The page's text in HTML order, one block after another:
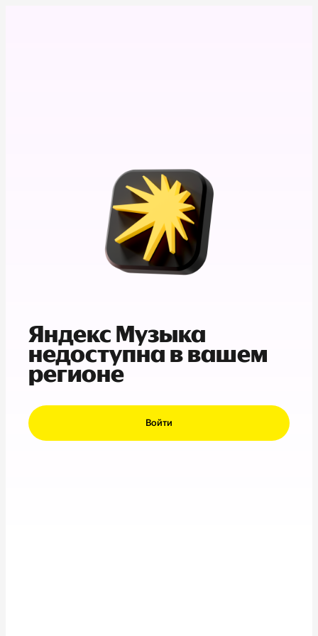
Яндекс Музыка
недоступна в вашем
регионе
Войти